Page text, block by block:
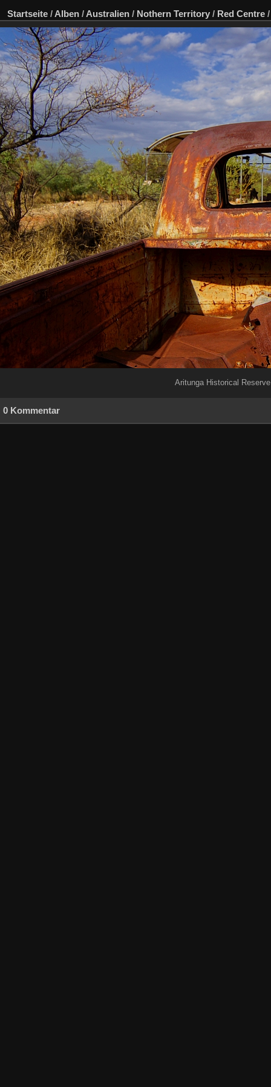
Startseite / Alben / Australien / Nothern Territory / Red Centre
Aritunga Historical Reserve
0 Kommentar